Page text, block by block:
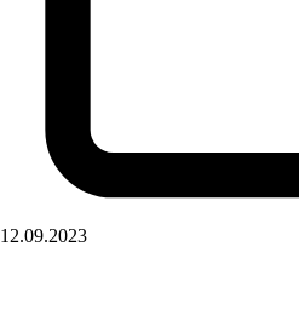
12.09.2023